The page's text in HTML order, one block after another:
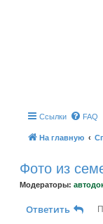
Ссылки FAQ
На главную
Фото из
Модераторы:
Ответить